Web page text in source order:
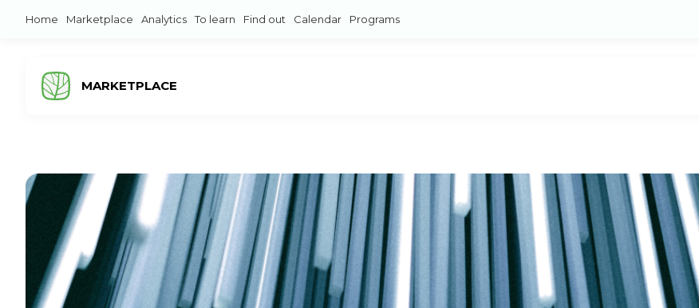
Home Marketplace Analytics To learn Find out Calendar Programs
MARKETPLACE